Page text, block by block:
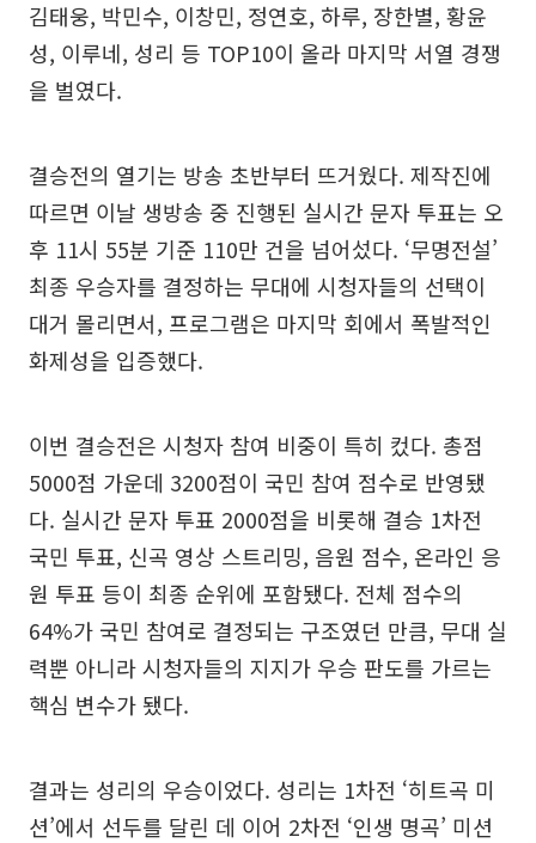
김태웅, 박민수, 이창민, 정연호, 하루, 장한별, 황윤
성, 이루네, 성리 등 TOP10이 올라 마지막 서열 경쟁
을 벌였다.
결승전의 열기는 방송 초반부터 뜨거웠다. 제작진에
따르면 이날 생방송 중 진행된 실시간 문자 투표는 오
후 11시 55분 기준 110만 건을 넘어섰다. ‘무명전설’
최종 우승자를 결정하는 무대에 시청자들의 선택이
대거 몰리면서, 프로그램은 마지막 회에서 폭발적인
화제성을 입증했다.
이번 결승전은 시청자 참여 비중이 특히 컸다. 총점
5000점 가운데 3200점이 국민 참여 점수로 반영됐
다. 실시간 문자 투표 2000점을 비롯해 결승 1차전
국민 투표, 신곡 영상 스트리밍, 음원 점수, 온라인 응
원 투표 등이 최종 순위에 포함됐다. 전체 점수의
64%가 국민 참여로 결정되는 구조였던 만큼, 무대 실
력뿐 아니라 시청자들의 지지가 우승 판도를 가르는
핵심 변수가 됐다.
결과는 성리의 우승이었다. 성리는 1차전 ‘히트곡 미
션’에서 선두를 달린 데 이어 2차전 ‘인생 명곡’ 미션